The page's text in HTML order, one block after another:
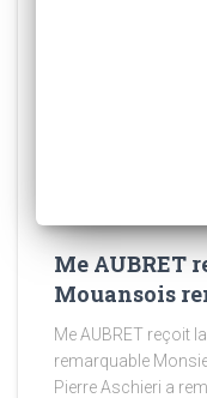
Me AUBRET
Mouansois
Me AUBRET reçoit
remarquable
Pierre Aschieri a